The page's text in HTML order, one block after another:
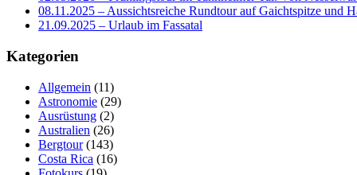
08.11.2025 – Aussichtsreiche Rundtour auf Gaichtspitze und
21.09.2025 – Urlaub im Fassatal
Kategorien
Allgemein (11)
Astronomie (29)
Ausrüstung (2)
Australien (26)
Bergtour(143)
Costa Rica (16)